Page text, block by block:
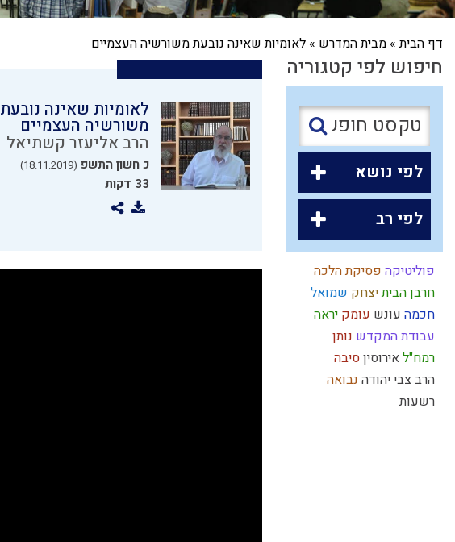
דף הבית» מבית המדרש » לאומיות שאינה נובעת משורשיה העצמיים
חיפוש לפי קטגוריה
לפי נושא
לפי רב
פוליטיקה פסיקת הלכה
חרבן הביתיצחק שמואל
חכמה עונש עומק יראה
עבודת המקדש נותן
רמח"לאירוסיןסיבה
הרב צבי יהודה נבואה
רשעות
לאומיות שאינה נובעת
משורשיה העצמיים
הרב אליעזר קשתיאל
כ חשון התשפ (18.11.2019)
33 דקות